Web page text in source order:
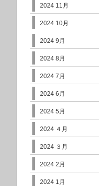
2024 11月
2024 10月
2024 9月
2024 8月
2024 7月
2024 6月
2024 5月
2024 ４月
2024 ３月
2024 2月
2024 1月